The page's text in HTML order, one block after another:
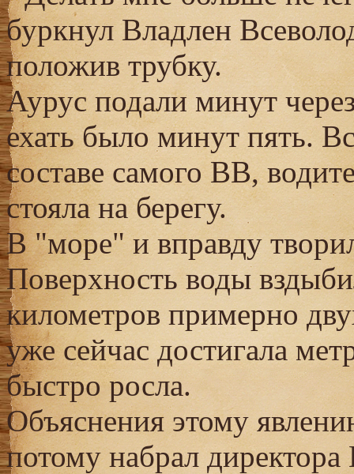
буркнул Владлен
положив трубку.
Аурус подали минут
ехать было минут пять.
составе самого ВВ,
стояла на берегу.
В "море" и вправду
Поверхность воды
километров примерно
уже сейчас достигала
быстро росла.
Объяснения этому
потому набрал